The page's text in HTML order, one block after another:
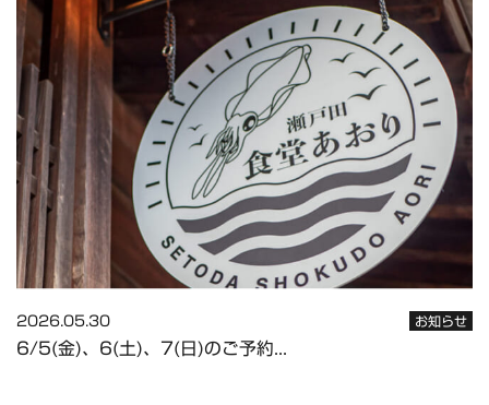
2026.05.30 お知らせ
6/5(金)、6(土)、7(日)のご予約...